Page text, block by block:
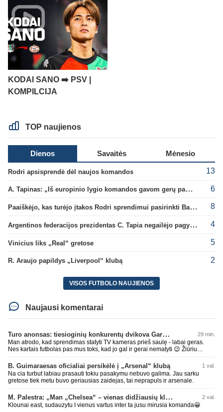
KODAI SANO ➡️ PSV |
KOMPILCIJA
TOP naujienos
Dienos Savaitės Mėnesio
Rodri apsisprendė dėl naujos komandos 13
A. Tapinas: „Iš europinio lygio komandos gavom gerų pamokų“ 6
Paaiškėjo, kas turėjo įtakos Rodri sprendimui pasirinkti Barselonos pusę 8
Argentinos federacijos prezidentas C. Tapia negailėjo pagyrų G. Infantino 4
Vinicius liks „Real“ gretose 5
R. Araujo papildys „Liverpool“ klubą 2
VISOS FUTBOLO NAUJIENOS
Naujausi komentarai
Turo anonsas: tiesioginių konkurentų dvikova Gargžduose 29 min.
Man atrodo, kad sprendimas statyti TV kameras prieš saulę - labai geras.
Nes kartais futbolas pas mus toks, kad jo gal ir gerai nematyti 😉 Žiūriu
kaip alaus butelys, kurį ką tik išmaukiau. Linkėjimai Tadui (slapyvardžiu „apie
nieką“), kuris kiek girdėjau, įpūtė akis varvinančių transliacijų dvasią 😀
B. Guimaraesas oficialiai persikėlė į „Arsenal“ klubą 1 val.
Na cia turbut labiau prasauti tokiu pasakymu nebuvo galima. Jau sarku
gretose tiek metu buvo geriausias zaidejas, tai neprapuls ir arsenale.
M. Palestra: „Man „Chelsea“ – vienas didžiausių klubų futbole“ 2 val.
Klounai east, sudauzytu I vienus vartus inter ta jusu mirusia komanda😀